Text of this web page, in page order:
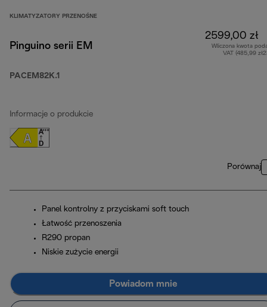
KLIMATYZATORY PRZENOŚNE
Pinguino serii EM
PACEM82K.1
2599,00 zł
Wliczona kwota
VAT (485,99
Informacje o produkcie
Porównaj
Panel kontrolny z przyciskami soft touch
Łatwość przenoszenia
R290 propan
Niskie zużycie energii
Powiadom mnie